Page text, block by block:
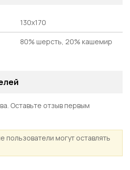
130х170
80% шерсть, 20% кашемир
Оставьте отзыв первым
пользователи могут оставлять